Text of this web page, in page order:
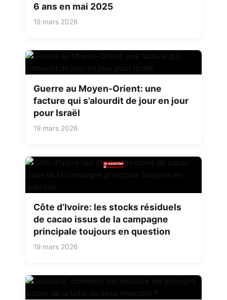
6 ans en mai 2025
19 mars 2026
Guerre au Moyen-Orient: une
facture qui s’alourdit de jour en jour
pour Israël
19 mars 2026
Côte d’Ivoire: les stocks résiduels
de cacao issus de la campagne
principale toujours en question
19 mars 2026